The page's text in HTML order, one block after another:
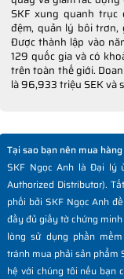
SKF xung quanh
đệm, quản lý bôi trơn,
Được thành lập vào
129 quốc gia và có
trên toàn thế giới.
là 96,933 triệu SEK và
Tại sao bạn nên mua hàng
SKF Ngọc Anh là Đại lý
Authorized Distributor).
phối bởi SKF Ngọc Anh
đầy đủ giấy tờ chứng
lòng sử dụng phần
tránh mua phải sản phẩm
hệ với chúng tôi nếu bạn